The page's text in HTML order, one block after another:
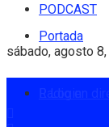
PODCAST
sábado, agosto
Portada